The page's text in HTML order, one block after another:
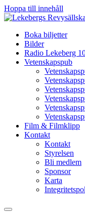
Hoppa till innehåll
Boka biljetter
Bilder
Radio Lekeberg
Vetenskapspub
Film & Filmklipp
Kontakt
Kontakt
Styrelsen
Bli medlem
Sponsor
Karta